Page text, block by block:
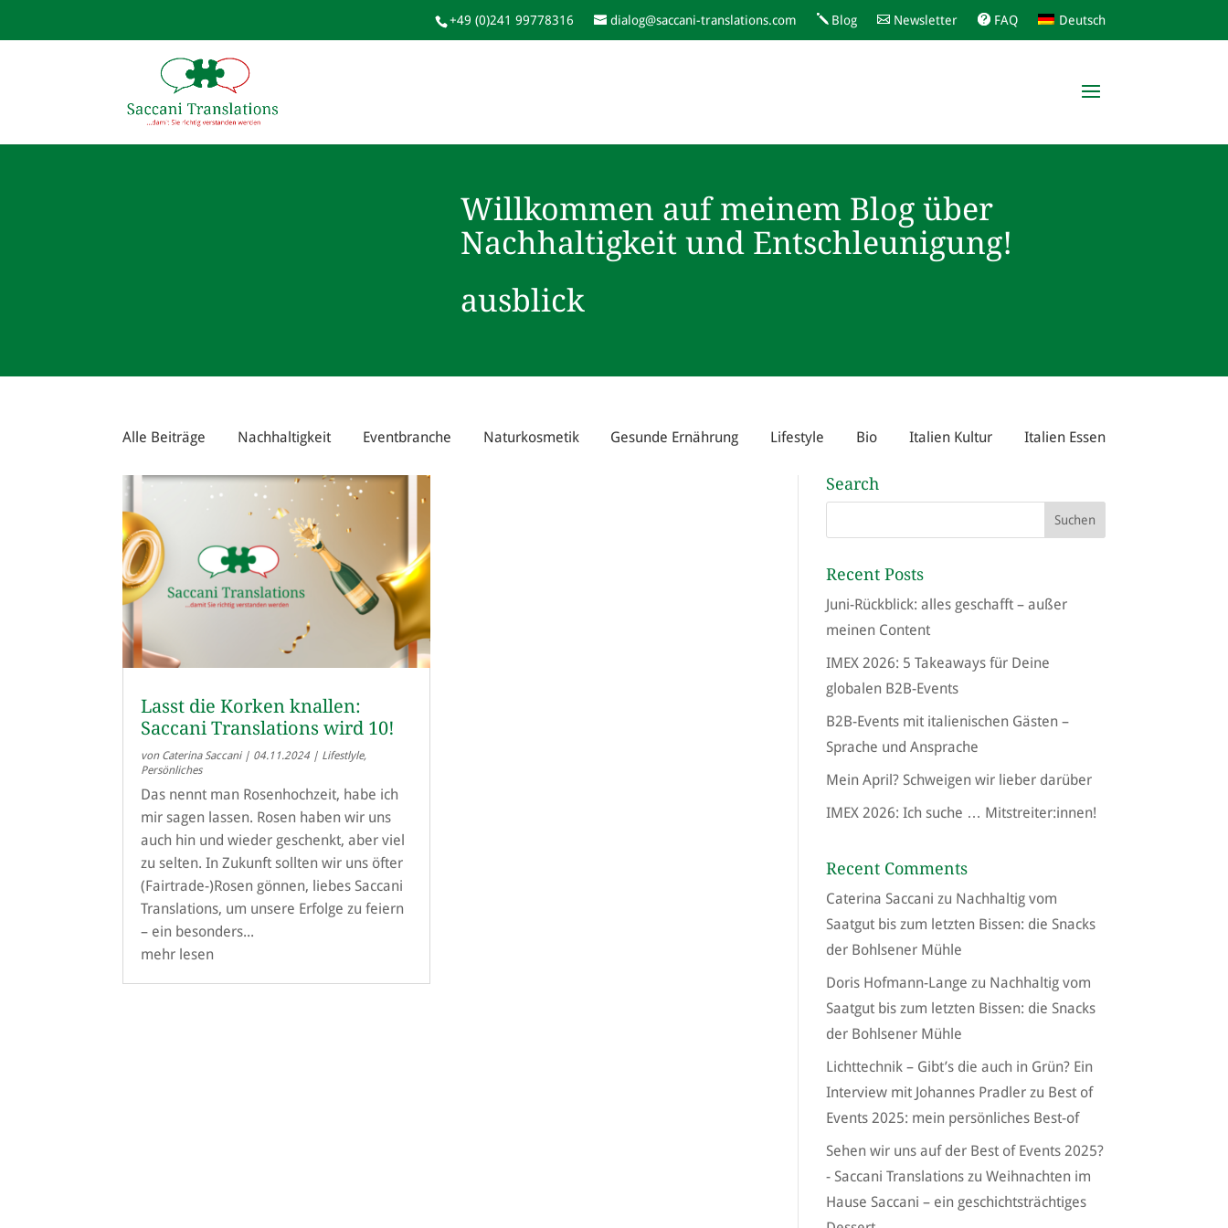
+49 (0)241 99778316 dialog@saccani-translations.com Blog Newsletter FAQ Deutsch
Willkommen auf meinem Blog über
Nachhaltigkeit und Entschleunigung!
ausblick
Alle Beiträge Nachhaltigkeit Eventbranche Naturkosmetik Gesunde Ernährung Lifestyle Bio Italien Kultur Italien Essen
Lasst die Korken knallen:
Saccani Translations wird 10!
von Caterina Saccani| 04.11.2024 | Lifestlyle,
Persönliches
Das nennt man Rosenhochzeit, habe ich
mir sagen lassen. Rosen haben wir uns
auch hin und wieder geschenkt, aber viel
zu selten. In Zukunft sollten wir uns öfter
(Fairtrade-)Rosen gönnen, liebes Saccani
Translations, um unsere Erfolge zu feiern
– ein besonders...
mehr lesen
Search
Recent Posts
Juni-Rückblick: alles geschafft – außer
meinen Content
IMEX 2026: 5 Takeaways für Deine
globalen B2B-Events
B2B-Events mit italienischen Gästen –
Sprache und Ansprache
Mein April? Schweigen wir lieber darüber
IMEX 2026: Ich suche … Mitstreiter:innen!
Recent Comments
Caterina Saccani zu Nachhaltig vom
Saatgut bis zum letzten Bissen: die Snacks
der Bohlsener Mühle
Doris Hofmann-Lange zu Nachhaltig vom
Saatgut bis zum letzten Bissen: die Snacks
der Bohlsener Mühle
Lichttechnik – Gibt’s die auch in Grün? Ein
Interview mit Johannes Pradlerzu Best of
Events 2025: mein persönliches Best-of
Sehen wir uns auf der Best of Events 2025?
- Saccani Translationszu Weihnachten im
Hause Saccani – ein geschichtsträchtiges